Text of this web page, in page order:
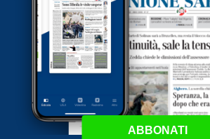
ABBONATI